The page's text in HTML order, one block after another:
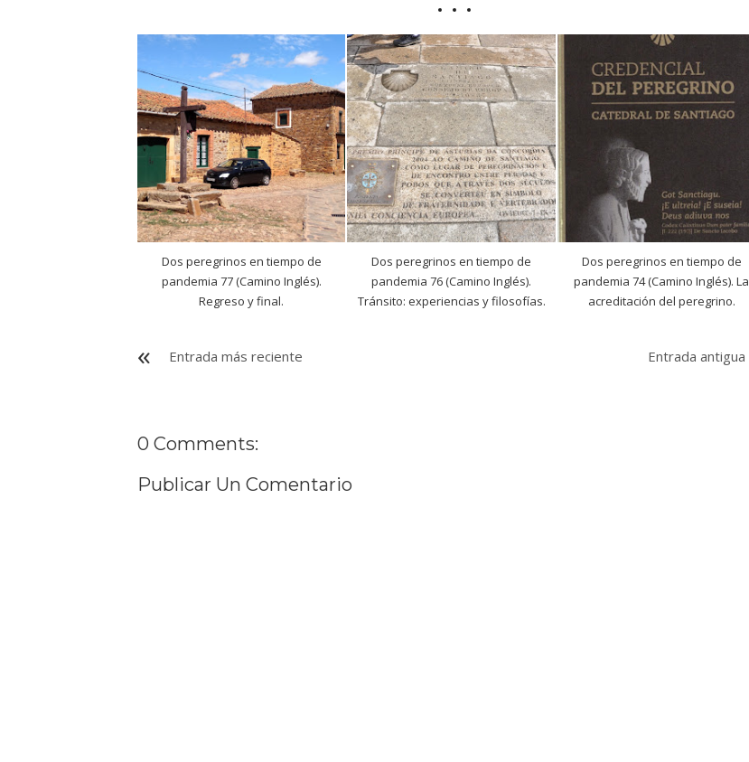
Dos peregrinos en tiempo de
pandemia 77 (Camino Inglés).
Regreso y final.
Dos peregrinos en tiempo de
pandemia 76 (Camino Inglés).
Tránsito: experiencias y filosofías.
Dos peregrinos en tiempo de
pandemia 74 (Camino Inglés). La
acreditación del peregrino.
Entrada más reciente Entrada antigua
0 Comments:
Publicar Un Comentario